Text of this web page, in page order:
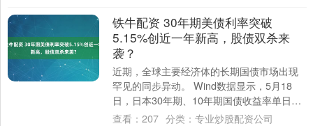
铁牛配资 30年期美债利率突破
5.15%创近一年新高，股债双杀来
袭？
近期，全球主要经济体的长期国债市场出现
罕见的同步异动。 Wind数据显示，5月18
日，日本30年期、10年期国债收益率单日分
别上涨7BP、6.3BP至3.92%....
查看： 207 分类： 专业炒股配资公司